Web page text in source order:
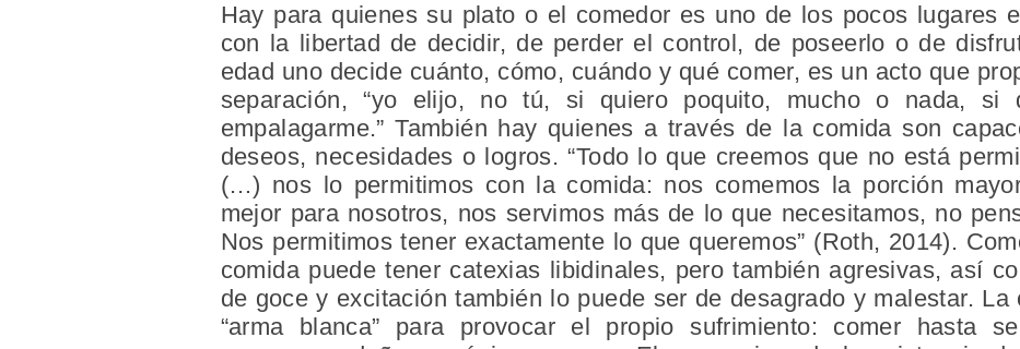
Hay para quienes su plato o el comedor es uno de los pocos lugares
con la libertad de decidir, de perder el control, de poseerlo o de
edad uno decide cuánto, cómo, cuándo y qué comer, es un acto que
separación, “yo elijo, no tú, si quiero poquito, mucho o nada, si
empalagarme.” También hay quienes a través de la comida son
deseos, necesidades o logros. “Todo lo que creemos que no está
(…) nos lo permitimos con la comida: nos comemos la porción
mejor para nosotros, nos servimos más de lo que necesitamos, no
Nos permitimos tener exactamente lo que queremos” (Roth, 2014).
comida puede tener catexias libidinales, pero también agresivas, así
de goce y excitación también lo puede ser de desagrado y malestar. La
“arma blanca” para provocar el propio sufrimiento: comer hasta